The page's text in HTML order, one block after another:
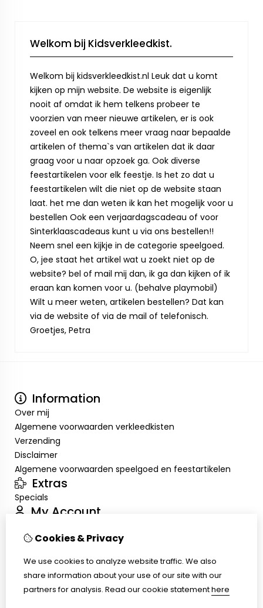
Welkom bij Kidsverkleedkist.
Welkom bij kidsverkleedkist.nl Leuk dat u komt
kijken op mijn website. De website is eigenlijk
nooit af omdat ik hem telkens probeer te
voorzien van meer nieuwe artikelen, er is ook
zoveel en ook telkens meer vraag naar bepaalde
artikelen of thema`s van artikelen dat ik daar
graag voor u naar opzoek ga. Ook diverse
feestartikelen voor elk feestje. Is het zo dat u
feestartikelen wilt die niet op de website staan
laat. het me dan weten ik kan het mogelijk voor u
bestellen Ook een verjaardagscadeau of voor
Sinterklaascadeaus kunt u via ons bestellen!!
Neem snel een kijkje in de categorie speelgoed.
O, jee staat het artikel wat u zoekt niet op de
website? bel of mail mij dan, ik ga dan kijken of ik
eraan kan komen voor u. (behalve playmobil)
Wilt u meer weten, artikelen bestellen? Dat kan
via de website of via de mail of telefonisch.
Groetjes, Petra
Information
Over mij
Algemene voorwaarden verkleedkisten
Verzending
Disclaimer
Algemene voorwaarden speelgoed en feestartikelen
Extras
Specials
My Account
Order History
Customer Service
Returns
Cookies & Privacy
We use cookies to analyze website traffic. We also
share information about your use of our site with our
partners for analysis. Read our cookie statementhere